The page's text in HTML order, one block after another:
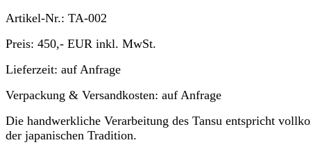
Artikel-Nr.: TA-002
Preis: 450,- EUR inkl. MwSt.
Lieferzeit: auf Anfrage
Verpackung & Versandkosten: auf Anfrage
Die handwerkliche Verarbeitung des Tansu entspricht
der japanischen Tradition.